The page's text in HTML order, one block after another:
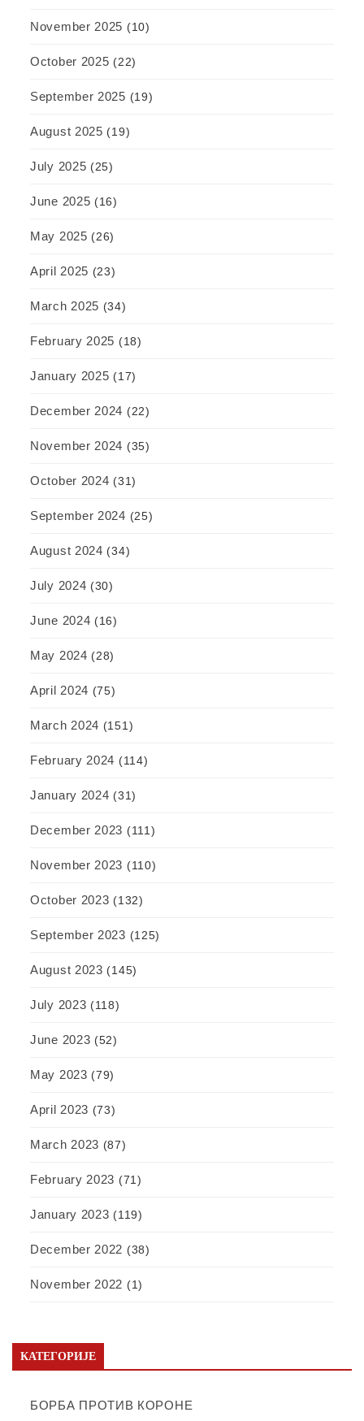
November 2025 (10)
October 2025 (22)
September 2025 (19)
August 2025 (19)
July 2025 (25)
June 2025 (16)
May 2025 (26)
April 2025 (23)
March 2025 (34)
February 2025 (18)
January 2025 (17)
December 2024 (22)
November 2024 (35)
October 2024 (31)
September 2024 (25)
August 2024 (34)
July 2024 (30)
June 2024 (16)
May 2024 (28)
April 2024 (75)
March 2024 (151)
February 2024 (114)
January 2024 (31)
December 2023 (111)
November 2023 (110)
October 2023 (132)
September 2023 (125)
August 2023 (145)
July 2023 (118)
June 2023 (52)
May 2023 (79)
April 2023 (73)
March 2023 (87)
February 2023 (71)
January 2023 (119)
December 2022 (38)
November 2022 (1)
КАТЕГОРИЈЕ
БОРБА ПРОТИВ КОРОНЕ